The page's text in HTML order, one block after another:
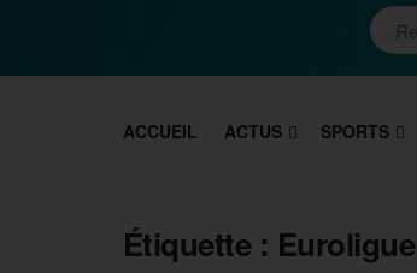
ACCUEIL ACTUS SPORTS
Étiquette : Euroligue